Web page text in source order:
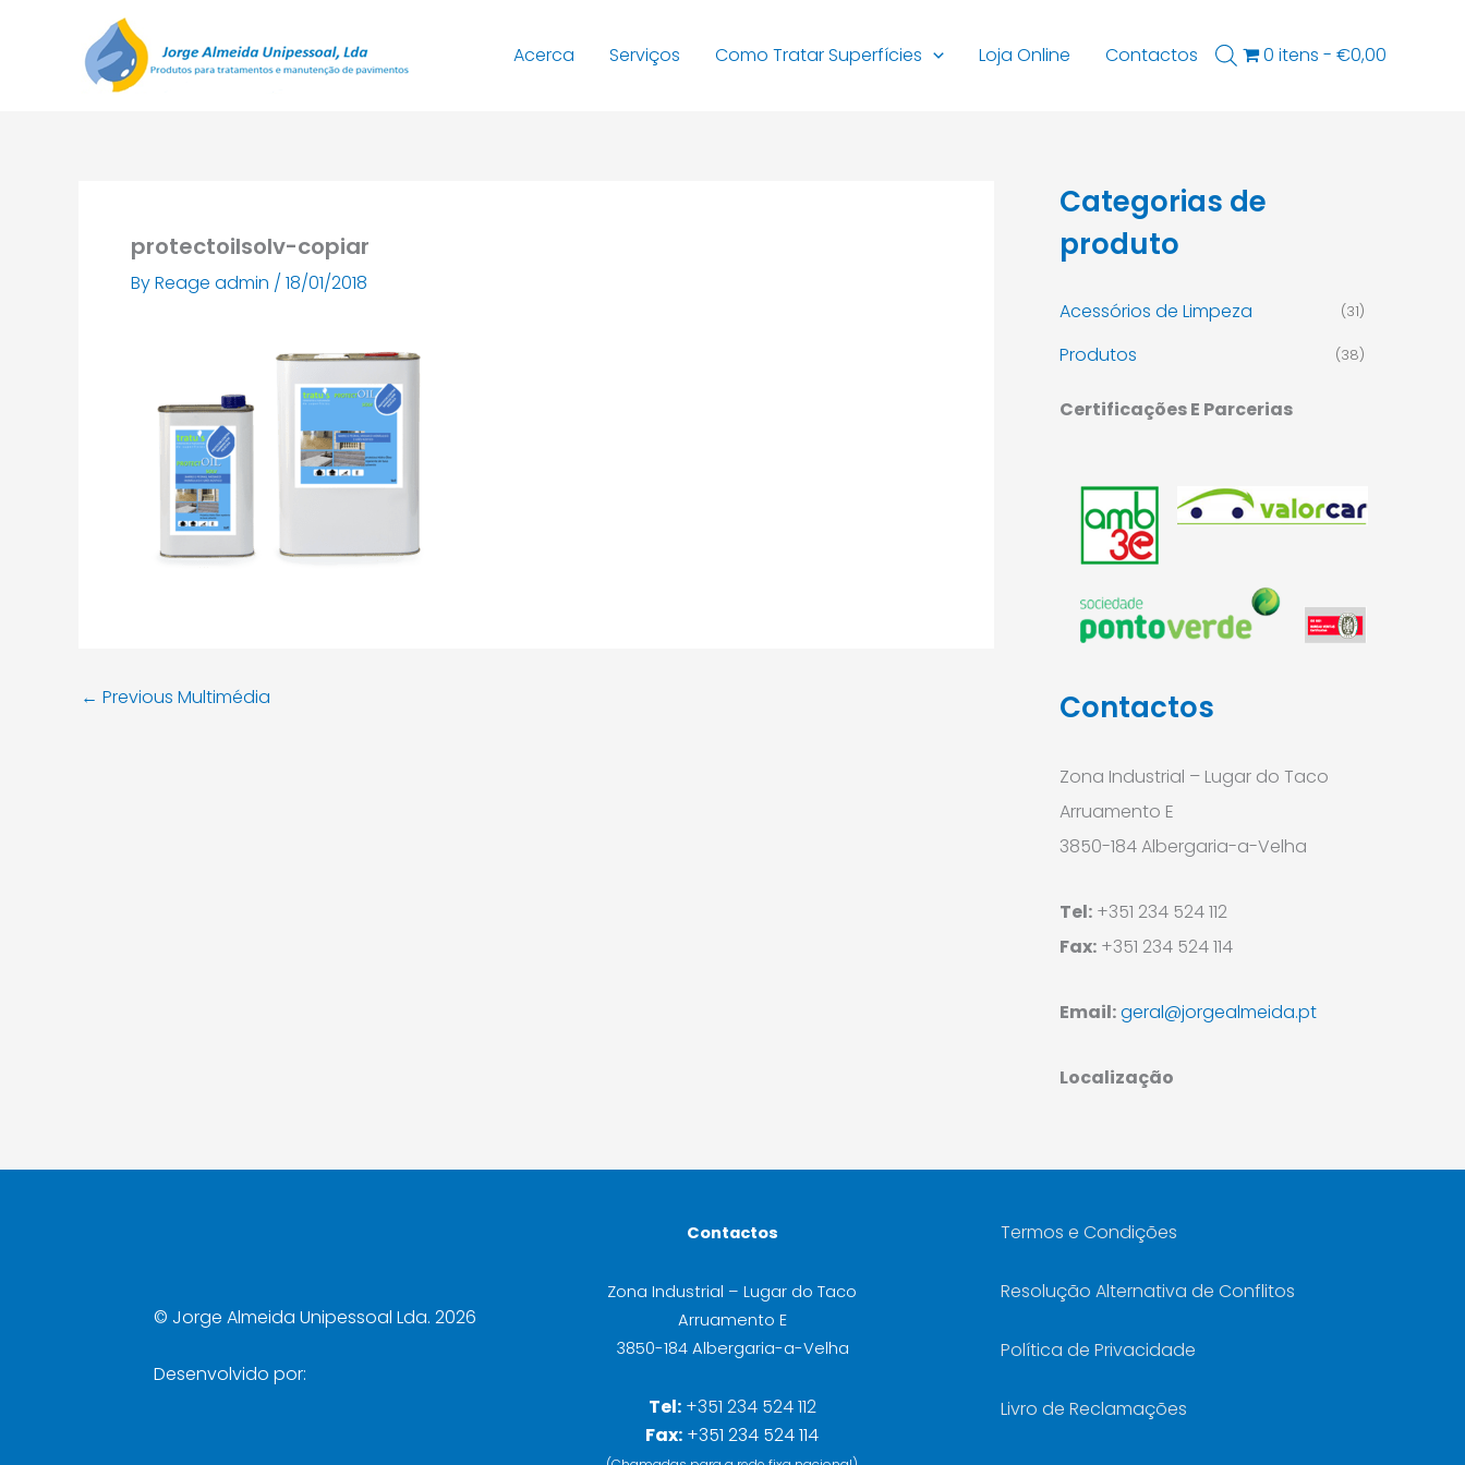
Acerca Serviços Como Tratar Superfícies Loja Online Contactos 0 itens €0,00
protectoilsolv-copiar
ByReage admin / 18/01/2018
← Previous Multimédia
Categorias de
produto
Acessórios de Limpeza (31)
Produtos (38)
Certificações E Parcerias
Contactos
Zona Industrial – Lugar do Taco
Arruamento E
3850-184 Albergaria-a-Velha
Tel: +351 234 524 112
Fax: +351 234 524 114
Email:geral@jorgealmeida.pt
Localização
© Jorge Almeida Unipessoal Lda. 2026
Desenvolvido por:
Contactos
Zona Industrial – Lugar do Taco
Arruamento E
3850-184 Albergaria-a-Velha
Tel: +351 234 524 112
Fax: +351 234 524 114
Termos e Condições
Resolução Alternativa de Conflitos
Política de Privacidade
Livro de Reclamações